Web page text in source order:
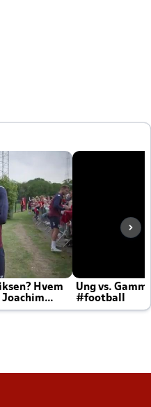
Hvem
Ung vs.
#football